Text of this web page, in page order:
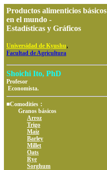
Productos alimenticios básicos
en el mundo -
Estadísticas y Gráficos
Universidad de Kyushu,
Facultad de Agricultura
Shoichi Ito, PhD
Profesor
Economista.
■Comodities：
Granos básicos
Arroz
Trigo
Maíz
Barley
Millet
Oats
Rye
Sorghum